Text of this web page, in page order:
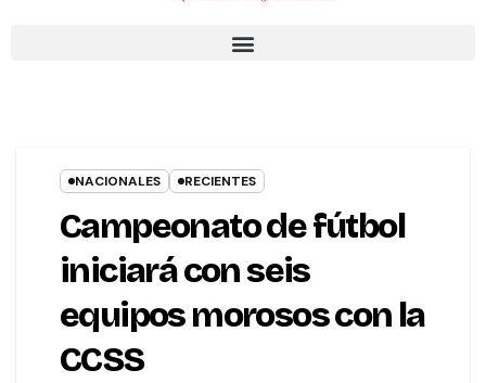
NACIONALES RECIENTES
Campeonato de fútbol
iniciará con seis
equipos morosos con la
CCSS